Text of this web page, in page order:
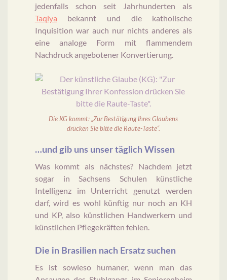
jedenfalls schon seit Jahrhunderten als
Taqiya bekannt und die katholische
Inquisition war auch nur nichts anderes als
eine analoge Form mit flammendem
Nachdruck angebotener Konvertierung.
Die KG kommt: „Zur Bestätigung Ihres Glaubens
drücken Sie bitte die Raute-Taste“.
…und gib uns unser täglich Wissen
Was kommt als nächstes? Nachdem jetzt
sogar in Sachsens Schulen künstliche
Intelligenz im Unterricht genutzt werden
darf, wird es wohl künftig nur noch an KH
und KP, also künstlichen Handwerkern und
künstlichen Pflegekräften fehlen.
Die in Brasilien nach Ersatz suchen
Es ist sowieso humaner, wenn man das